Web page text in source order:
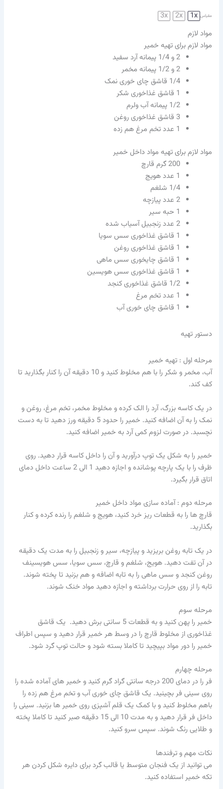
مقیاس 1x
2x
3x
مواد لازم
مواد لازم برای تهیه خمیر
2و 1/4 پیمانه آرد سفید
2و 1/2 پیمانه مخمر
1/4 قاشق چای خوری نمک
1 قاشق غذاخوری شکر
1/2 پیمانه آب ولرم
3 قاشق غذاخوری روغن
1 عدد تخم مرغ هم زده
مواد لازم برای تهیه مواد داخل خمیر
200گرم قارچ
1 عدد هویج
1/4 شلغم
2 عدد پیازچه
1 حبه سیر
2 عدد زنجبیل آسیاب شده
1 قاشق غذاخوری سس سویا
1 قاشق غذاخوری روغن
1 قاشق چایخوری سس ماهی
1 قاشق غذاخوری سس هویسین
1/2 قاشق غذاخوری کنجد
1 عدد تخم مرغ
1 قاشق چای خوری آب
دستور تهیه
مرحله اول : تهیه خمیر
آب، مخمر و شکر را با هم مخلوط کنید و 10 دقیقه آن را کنار بگذارید تا
کف کند.
در یک کاسه بزرگ، آرد را الک کرده و مخلوط مخمر، تخم مرغ، روغن و
نمک را به آن اضافه کنید. خمیر را حدود 5 دقیقه ورز دهید تا به دست
نچسبد. در صورت لزوم کمی آرد به خمیر اضافه کنید.
خمیر را به شکل یک توپ درآورید و آن را داخل کاسه قرار دهید. روی
ظرف را با یک پارچه پوشانده و اجازه دهید 1 الی 2 ساعت داخل دمای
اتاق قرار بگیرد.
مرحله دوم : آماده سازی مواد داخل خمیر
قارچ ها را به قطعات ریز خرد کنید، هویج و شلغم را رنده کرده و کنار
بگذارید.
در یک تابه روغن بریزید و پیازچه، سیر و زنجبیل را به مدت یک دقیقه
در آن تفت دهید. هویج، شلغم و قارچ، سس سویا، سس هویسینف
روغن کنجد و سس ماهی را به تابه اضافه و هم بزنید تا پخته شوند.
تابه را از روی حرارت برداشته و اجازه دهید مواد خنک شوند.
مرحله سوم
خمیر را پهن کنید و به قطعات 5 سانتی برش دهید. یک قاشق
غذاخوری از مخلوط قارچ را در وسط هر خمیر قرار دهید و سپس اطراف
خمیر را دور مواد بپیچید تا کاملا بسته شود و حالت توپ گرد شود.
مرحله چهارم
فر را در دمای 200 درجه سانتی گراد گرم کنید و خمیر های آماده شده را
روی سینی فر بچینید. یک قاشق چای خوری آب و تخم مرغ هم زده را
باهم مخلوط کنید و با کمک یک قلم آشپزی روی خمیر ها بزنید. سینی را
داخل فر قرار دهید و به مدت 10 الی 15 دقیقه صبر کنید تا کاملا پخته
و طلایی رنگ شوند. سپس سرو کنید.
نکات مهم و ترفندها
می توانید از یک فنجان متوسط یا قالب گرد برای دایره شکل کردن هر
تکه خمیر استفاده کنید.